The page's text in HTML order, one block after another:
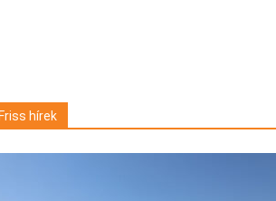
Friss hírek